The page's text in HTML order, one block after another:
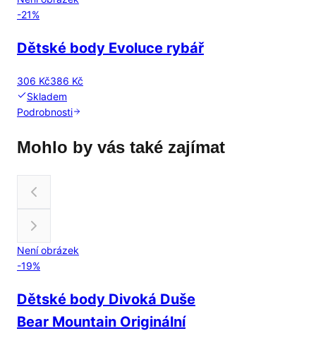
-21%
Dětské body Evoluce rybář
306 Kč386 Kč
Skladem
Podrobnosti
Mohlo by vás také zajímat
Není obrázek
-19%
Dětské body Divoká Duše
Bear Mountain Originální